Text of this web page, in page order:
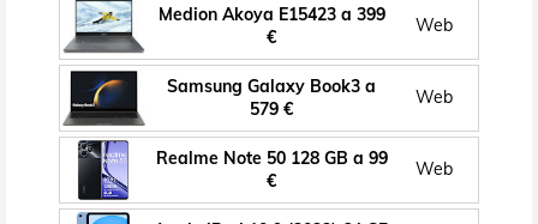
Medion Akoya E15423 a 399
€
Web
Samsung Galaxy Book3 a
579 €
Web
Realme Note 50 128 GB a 99
€
Web